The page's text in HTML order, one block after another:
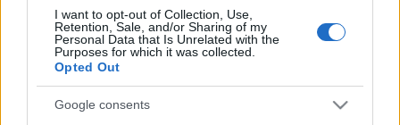
I want to opt-out of Collection, Use,
Retention, Sale, and/or Sharing of my
Personal Data that Is Unrelated with the
Purposes for which it was collected.
Opted Out
Google consents
Βόλος
Ατρόμητος Αθηνών